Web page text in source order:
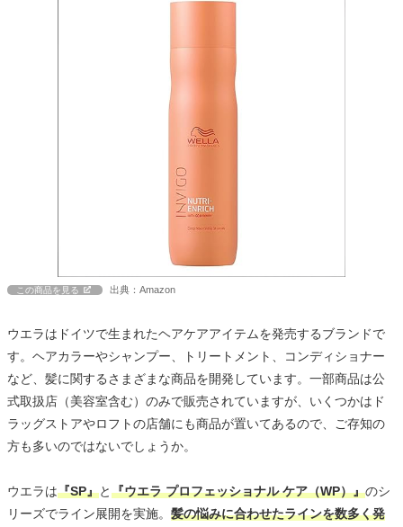
この商品を見る 出典：Amazon
ウエラはドイツで生まれたヘアケアアイテムを発売するブランドで
す。ヘアカラーやシャンプー、トリートメント、コンディショナー
など、髪に関するさまざまな商品を開発しています。一部商品は公
式取扱店（美容室含む）のみで販売されていますが、いくつかはド
ラッグストアやロフトの店舗にも商品が置いてあるので、ご存知の
方も多いのではないでしょうか。
ウエラは『SP』と『ウエラ プロフェッショナル ケア（WP）』のシ
リーズでライン展開を実施。 髪の悩みに合わせたラインを数多く発